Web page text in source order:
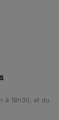
à 18h30, et du